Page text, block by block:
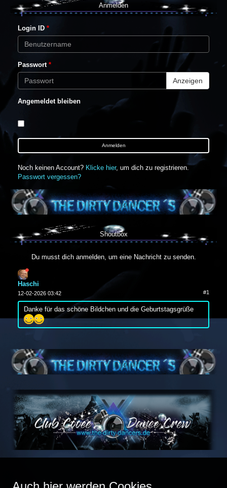
Anmelden
Login ID *
Passwort *
Anzeigen
Angemeldet bleiben
Anmelden
Noch keinen Account? Klicke hier, um dich zu registrieren.
Passwort vergessen?
Shoutbox
Du musst dich anmelden, um eine Nachricht zu senden.
Haschi
12-02-2026 03:42 #1
Danke für das schöne Bildchen und die Geburtstagsgrüße